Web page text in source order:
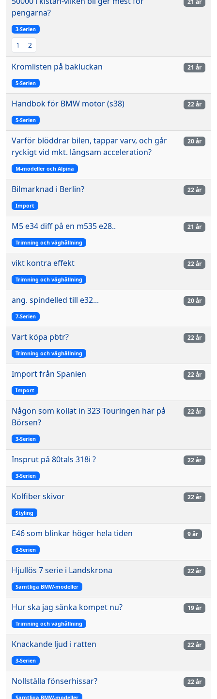
pengarna?
3-Serien
1 2
Kromlisten på bakluckan
5-Serien
21 år
Handbok för BMW motor (s38)
5-Serien
22 år
Varför blöddrar bilen, tappar varv, och går
ryckigt vid mkt. långsam acceleration?
M-modeller och Alpina
20 år
Bilmarknad i Berlin?
Import
22 år
M5 e34 diff på en m535 e28..
Trimning och väghållning
21 år
vikt kontra effekt
Trimning och väghållning
22 år
ang. spindelled till e32...
7-Serien
20 år
Vart köpa pbtr?
Trimning och väghållning
22 år
Import från Spanien
Import
22 år
Någon som kollat in 323 Touringen här på
Börsen?
3-Serien
22 år
Insprut på 80tals 318i ?
3-Serien
22 år
Kolfiber skivor
Styling
22 år
E46 som blinkar höger hela tiden
3-Serien
9 år
Hjullös 7 serie i Landskrona
Samtliga BMW-modeller
22 år
Hur ska jag sänka kompet nu?
Trimning och väghållning
19 år
Knackande ljud i ratten
3-Serien
22 år
Nollställa fönserhissar?
Samtliga BMW-modeller
22 år